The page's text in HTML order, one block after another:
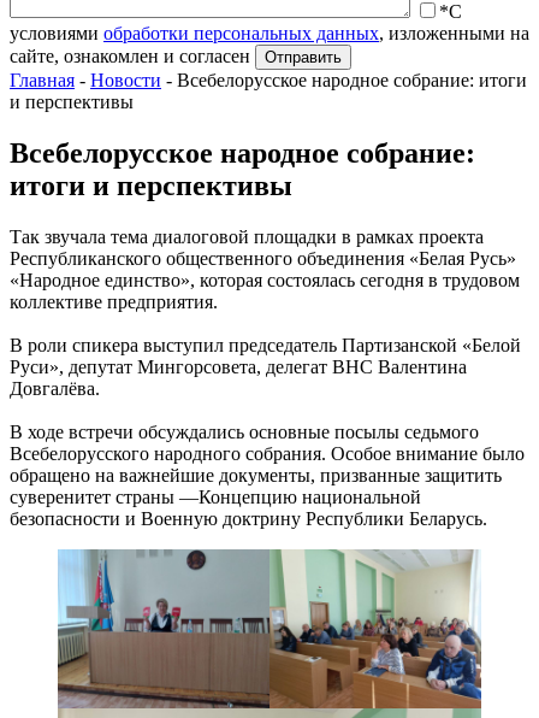
*С
условиями обработки персональных данных, изложенными на
сайте, ознакомлен и согласен
Главная - Новости - Всебелорусское народное собрание: итоги
и перспективы
Всебелорусское народное собрание:
итоги и перспективы
Так звучала тема диалоговой площадки в рамках проекта
Республиканского общественного объединения «Белая Русь»
«Народное единство», которая состоялась сегодня в трудовом
коллективе предприятия.
В роли спикера выступил председатель Партизанской «Белой
Руси», депутат Мингорсовета, делегат ВНС Валентина
Довгалёва.
В ходе встречи обсуждались основные посылы седьмого
Всебелорусского народного собрания. Особое внимание было
обращено на важнейшие документы, призванные защитить
суверенитет страны —Концепцию национальной
безопасности и Военную доктрину Республики Беларусь.